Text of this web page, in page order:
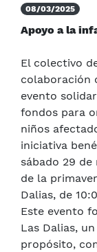
08/03/2025
Apoyo a la
El colectivo
colaboración
evento
fondos para
niños
iniciativa
sábado 29
de la
Dalias, de
Este evento
Las Dalias,
propósito,